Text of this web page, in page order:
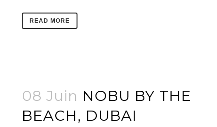
READ MORE
08 Juin NOBU BY THE
BEACH, DUBAI